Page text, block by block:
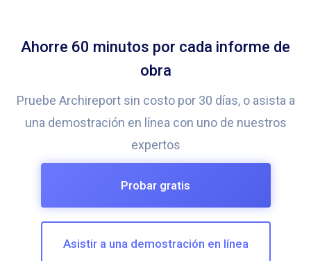
Ahorre 60 minutos por cada informe de
obra
Pruebe Archireport sin costo por 30 días, o asista a
una demostración en línea con uno de nuestros
expertos
Probar gratis
Asistir a una demostración en línea